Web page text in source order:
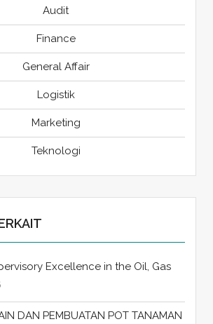
Audit
Finance
General Affair
Logistik
Marketing
Teknologi
Excellence in the Oil, Gas
DAN PEMBUATAN POT TANAMAN